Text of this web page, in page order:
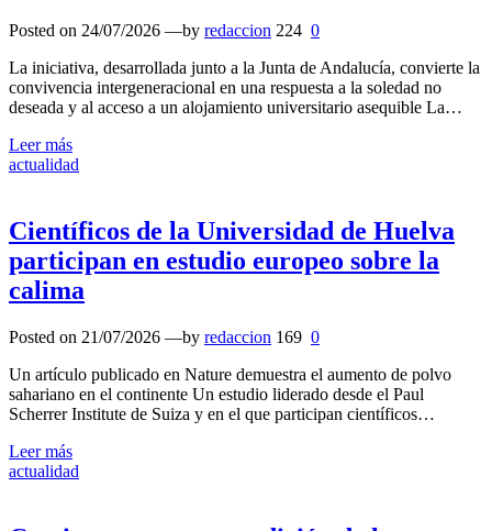
Posted on 24/07/2026 —by redaccion 224 0
La iniciativa, desarrollada junto a la Junta de Andalucía, convierte la
convivencia intergeneracional en una respuesta a la soledad no
deseada y al acceso a un alojamiento universitario asequible La…
Leer más
actualidad
Científicos de la Universidad de Huelva
participan en estudio europeo sobre la
calima
Posted on 21/07/2026 —by redaccion 169 0
Un artículo publicado en Nature demuestra el aumento de polvo
sahariano en el continente Un estudio liderado desde el Paul
Scherrer Institute de Suiza y en el que participan científicos…
Leer más
actualidad